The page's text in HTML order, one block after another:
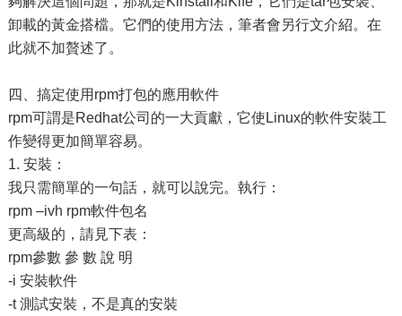
卸載的黃金搭檔。它們的使用方法，筆者會另行文介紹。在
此就不加贅述了。
四、搞定使用rpm打包的應用軟件
rpm可謂是Redhat公司的一大貢獻，它使Linux的軟件安裝工
作變得更加簡單容易。
1. 安裝：
我只需簡單的一句話，就可以說完。執行：
rpm –ivh rpm軟件包名
更高級的，請見下表：
rpm參數 參 數 說 明
-i 安裝軟件
-t 測試安裝，不是真的安裝